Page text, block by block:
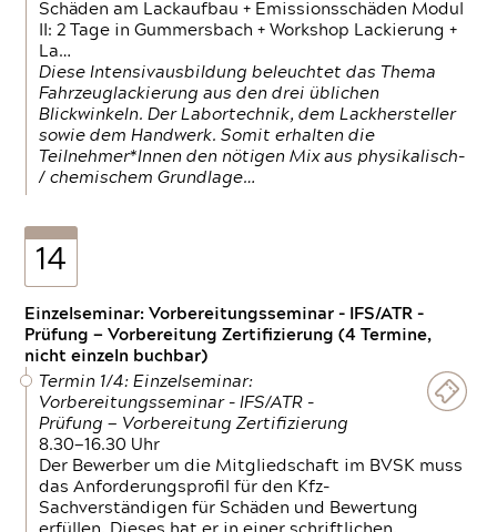
Schäden am Lackaufbau + Emissionsschäden Modul
II: 2 Tage in Gummersbach + Workshop Lackierung +
La…
Diese Intensivausbildung beleuchtet das Thema
Fahrzeuglackierung aus den drei üblichen
Blickwinkeln. Der Labortechnik, dem Lackhersteller
sowie dem Handwerk. Somit erhalten die
Teilnehmer*Innen den nötigen Mix aus physikalisch-
/ chemischem Grundlage…
14
Einzelseminar: Vorbereitungsseminar - IFS/ATR -
Prüfung — Vorbereitung Zertifizierung (4 Termine,
nicht einzeln buchbar)
Termin 1/4: Einzelseminar:
Vorbereitungsseminar - IFS/ATR -
Prüfung — Vorbereitung Zertifizierung
8.30—16.30 Uhr
Der Bewerber um die Mitgliedschaft im BVSK muss
das Anforderungsprofil für den Kfz-
Sachverständigen für Schäden und Bewertung